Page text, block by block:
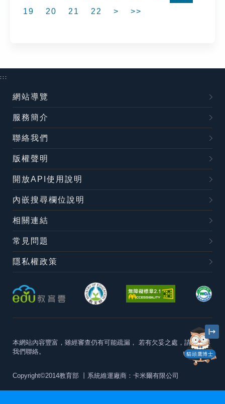
19
20 21 22 > >>
貓頭鷹博士
:::
網站導覽
服務簡介
聯絡我們
版權聲明
開放API使用說明
內嵌搜尋欄位說明
相關連結
常見問題
隱私權政策
本網站內容豐富，雖經審查仍有可能疏漏， 若有欠妥之處，請隨時與
我們聯絡。
Copyright©2014教育部 丨系統維運廠商：卡米爾有限公司